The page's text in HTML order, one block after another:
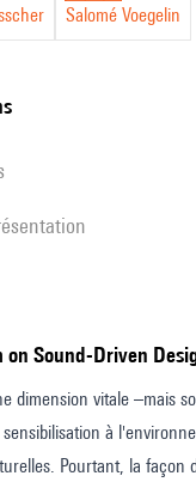
Salomé Voegelin
on Sound-Driven
dimension vitale –mais
à
Pourtant, la façon